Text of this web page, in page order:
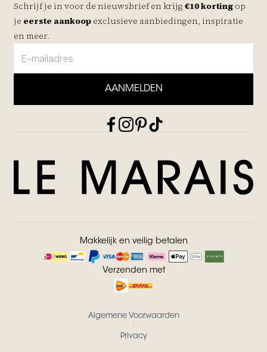
Schrijf je in voor de nieuwsbrief en krijg €10 korting op
je eerste aankoop exclusieve aanbiedingen, inspiratie
en meer.
AANMELDEN
Makkelijk en veilig betalen
Verzenden met
Algemene Voorwaarden
Privacy